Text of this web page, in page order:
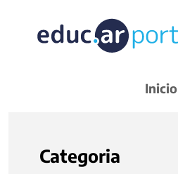
Inicio
Categoria